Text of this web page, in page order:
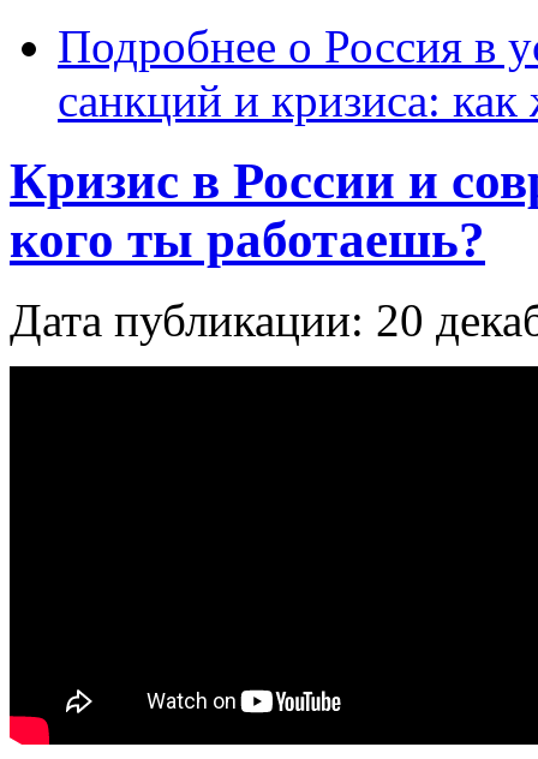
Подробнее о Россия в
санкций и кризиса:
Кризис в России и
кого ты работаешь?
Дата публикации: 20